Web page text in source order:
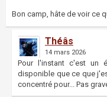
Bon camp, hâte de voir ce
Théâs
14 mars 2026
Pour l'instant c'est un
disponible que ce que
concentré pour... Pas